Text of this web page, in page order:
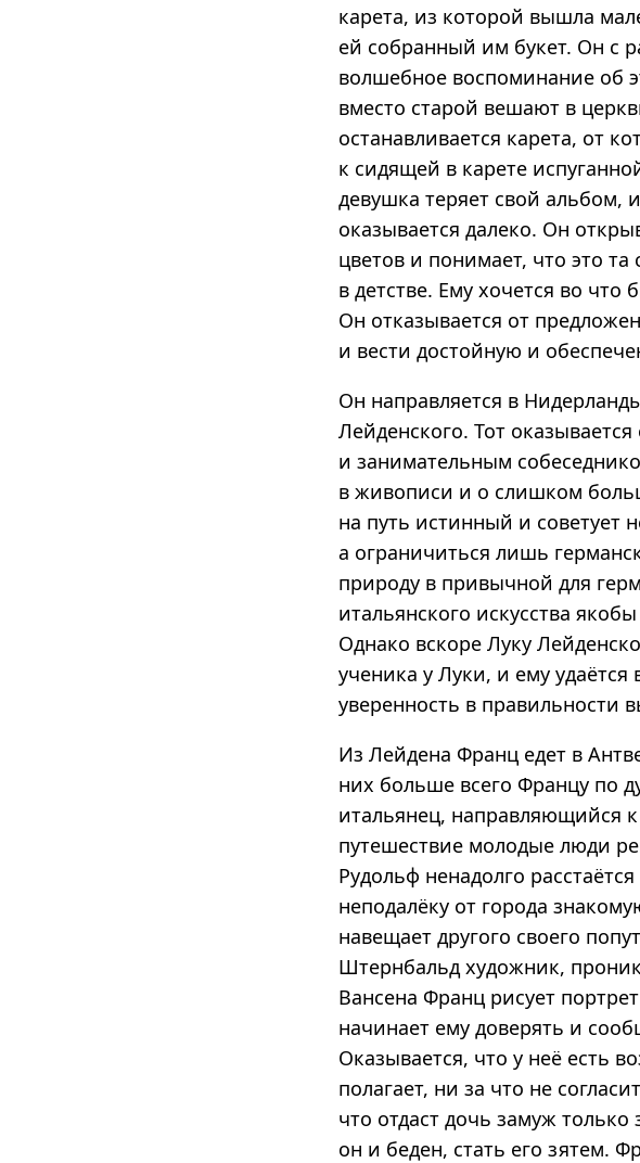
карета, из которой вышла
ей собранный им букет. Он с
волшебное воспоминание об
вместо старой вешают в
останавливается карета, от
к сидящей в карете
девушка теряет свой альбом,
оказывается далеко. Он
цветов и понимает, что это
в детстве. Ему хочется во что
Он отказывается от
и вести достойную и
Он направляется в
Лейденского. Тот
и занимательным
в живописи и о слишком
на путь истинный и советует
а ограничиться лишь
природу в привычной для
итальянского искусства
Однако вскоре Луку
ученика у Луки, и ему
уверенность в правильности
Из Лейдена Франц едет в
них больше всего Францу по
итальянец, направляющийся
путешествие молодые люди
Рудольф ненадолго
неподалёку от города
навещает другого своего
Штернбальд художник,
Вансена Франц рисует
начинает ему доверять и
Оказывается, что у неё есть
полагает, ни за что не
что отдаст дочь замуж
он и беден, стать его зятем.